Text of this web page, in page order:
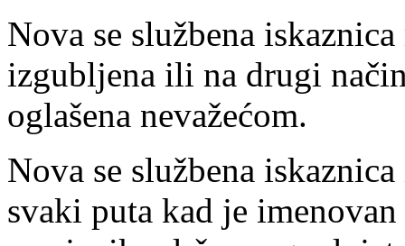
Nova se službena
izgubljena ili na drugi
oglašena nevažećom.
Nova se službena
svaki puta kad je